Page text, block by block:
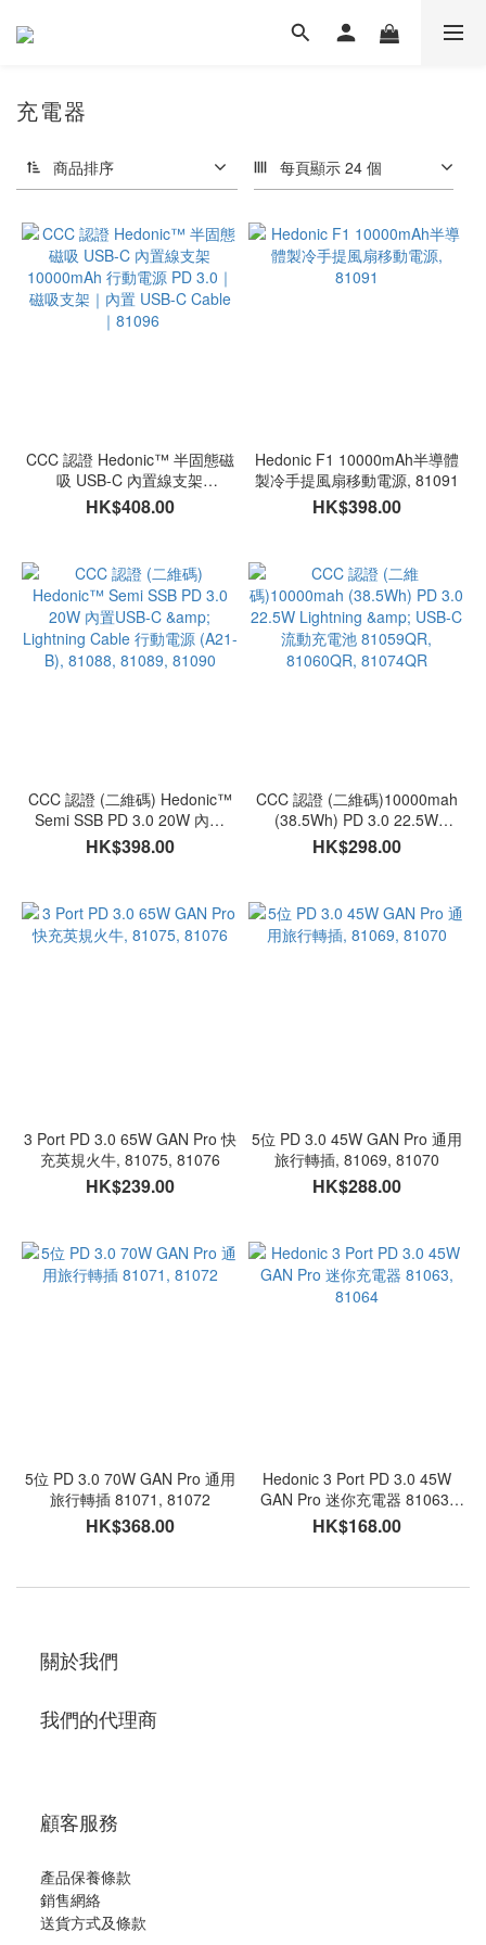
充電器
商品排序 每頁顯示 24 個
CCC 認證 Hedonic™ 半固態磁
吸 USB-C 內置線支架
10000mAh 行動電源 PD 3.0｜
磁吸支架｜內置 USB-C Cable
HK$408.00
Hedonic F1 10000mAh半導體
製冷手提風扇移動電源, 81091
HK$398.00
CCC 認證 (二維碼) Hedonic™
Semi SSB PD 3.0 20W 內置
USB-C & Lightning Cable 行動
電源 (A21-B), 81088, 81089,
HK$398.00
CCC 認證 (二維碼)10000mah
(38.5Wh) PD 3.0 22.5W
Lightning & USB-C 流動充電池
81059QR, 81060QR, 81074QR
HK$298.00
3 Port PD 3.0 65W GAN Pro 快
充英規火牛, 81075, 81076
HK$239.00
5位 PD 3.0 45W GAN Pro 通用
旅行轉插, 81069, 81070
HK$288.00
5位 PD 3.0 70W GAN Pro 通用
旅行轉插 81071, 81072
HK$368.00
Hedonic 3 Port PD 3.0 45W
GAN Pro 迷你充電器 81063,
81064
HK$168.00
關於我們
我們的代理商
顧客服務
產品保養條款
銷售網絡
送貨方式及條款